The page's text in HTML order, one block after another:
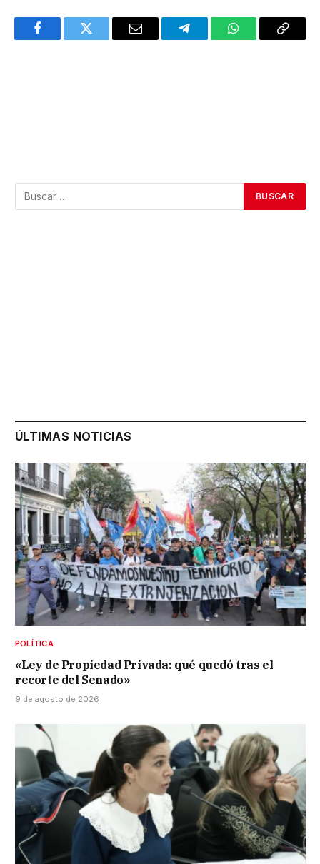
FacebookTwitter Email TelegramWhatsAppCopy
ÚLTIMAS NOTICIAS
POLÍTICA
«Ley de Propiedad Privada: qué quedó tras el
recorte del Senado»
9 de agosto de 2026